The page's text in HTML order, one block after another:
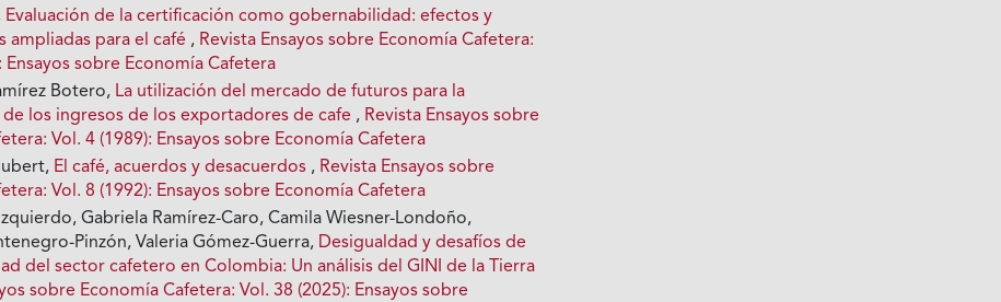
Evaluación de la certificación como gobernabilidad: efectos y
ampliadas para el café , Revista Ensayos sobre Economía Cafetera:
Ensayos sobre Economía Cafetera
Botero, La utilización del mercado de futuros para la
los ingresos de los exportadores de cafe , Revista Ensayos sobre
Vol. 4 (1989): Ensayos sobre Economía Cafetera
El café, acuerdos y desacuerdos , Revista Ensayos sobre
Vol. 8 (1992): Ensayos sobre Economía Cafetera
Gabriela Ramírez-Caro, Camila Wiesner-Londoño,
Pinzón, Valeria Gómez-Guerra, Desigualdad y desafíos de
del sector cafetero en Colombia: Un análisis del GINI de la Tierra
sobre Economía Cafetera: Vol. 38 (2025): Ensayos sobre